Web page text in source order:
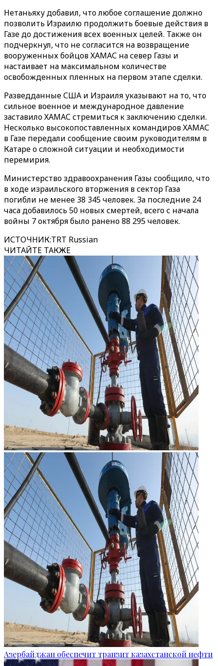
Нетаньяху добавил, что любое соглашение должно
позволить Израилю продолжить боевые действия в
Газе до достижения всех военных целей. Также он
подчеркнул, что не согласится на возвращение
вооруженных бойцов ХАМАС на север Газы и
настаивает на максимальном количестве
освобожденных пленных на первом этапе сделки.
Разведданные США и Израиля указывают на то, что
сильное военное и международное давление
заставило ХАМАС стремиться к заключению сделки.
Несколько высокопоставленных командиров ХАМАС
в Газе передали сообщение своим руководителям в
Катаре о сложной ситуации и необходимости
перемирия.
Министерство здравоохранения Газы сообщило, что
в ходе израильского вторжения в сектор Газа
погибли не менее 38 345 человек. За последние 24
часа добавилось 50 новых смертей, всего с начала
войны 7 октября было ранено 88 295 человек.
ИСТОЧНИК:TRT Russian
ЧИТАЙТЕ ТАКЖЕ
Азербайджан обеспечит транзит казахстанской нефти